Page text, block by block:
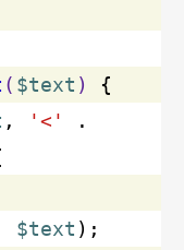
( $text )
{
, '<'
$text